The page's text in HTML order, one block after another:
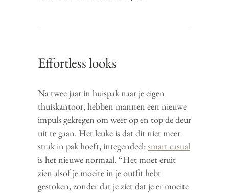
Effortless looks
Na twee jaar in huispak naar je eigen
thuiskantoor, hebben mannen een nieuwe
impuls gekregen om weer op en top de deur
uit te gaan. Het leuke is dat dit niet meer
strak in pak hoeft, integendeel:smart casual
is het nieuwe normaal. “Het moet eruit
zien alsof je moeite in je outfit hebt
gestoken, zonder dat je ziet dat je er moeite